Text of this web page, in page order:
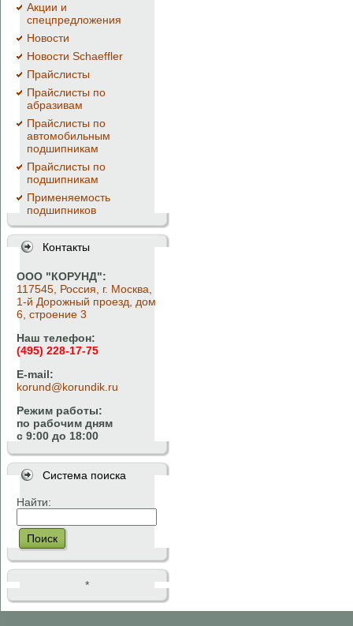
Акции и
спецпредложения
Новости
Новости Schaeffler
Прайслисты
Прайслисты по
абразивам
Прайслисты по
автомобильным
подшипникам
Прайслисты по
подшипникам
Применяемость
подшипников
Контакты
ООО "КОРУНД":
117545, Россия, г. Москва,
1-й Дорожный проезд, дом
6, строение 3
Наш телефон:
(495) 228-17-75
E-mail:
korund@korundik.ru
Режим работы:
по рабочим дням
с 9:00 до 18:00
Система поиска
Найти:
Поиск
*